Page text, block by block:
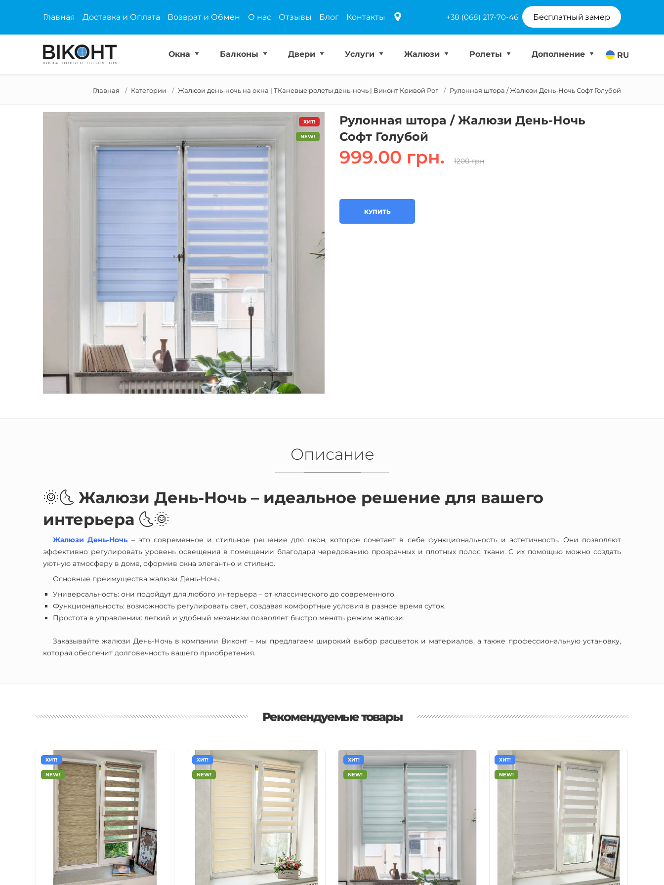
Главная Доставка и Оплата Возврат и Обмен О нас Отзывы Блог Контакты +38 (068) 217-70-46 Бесплатный замер
RU
Окна Балконы Двери Услуги Жалюзи Ролеты Дополнение
Главная Категории Жалюзи день-ночь на окна | ТКаневые ролеты день-ночь | Виконт Кривой Рог Рулонная штора / Жалюзи День-Ночь Софт Голубой
ХИТ!
NEW!
Рулонная штора / Жалюзи День-Ночь
Софт Голубой
999.00 грн. 1200 грн
КУПИТЬ
Описание
🌞🌜 Жалюзи День-Ночь – идеальное решение для вашего
интерьера 🌜🌞
Жалюзи День-Ночь – это современное и стильное решение для окон, которое сочетает в себе функциональность и эстетичность. Они позволяют
эффективно регулировать уровень освещения в помещении благодаря чередованию прозрачных и плотных полос ткани. С их помощью можно создать
уютную атмосферу в доме, оформив окна элегантно и стильно.
Основные преимущества жалюзи День-Ночь:
Универсальность: они подойдут для любого интерьера – от классического до современного.
Функциональность: возможность регулировать свет, создавая комфортные условия в разное время суток.
Простота в управлении: легкий и удобный механизм позволяет быстро менять режим жалюзи.
Заказывайте жалюзи День-Ночь в компании Виконт – мы предлагаем широкий выбор расцветок и материалов, а также профессиональную установку,
которая обеспечит долговечность вашего приобретения.
Рекомендуемые товары
ХИТ!
NEW!
ХИТ!
NEW!
ХИТ!
NEW!
ХИТ!
NEW!